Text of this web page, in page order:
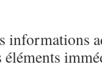
informations